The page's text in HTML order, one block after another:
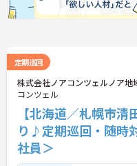
定期巡回
株式会社ノアコンツェルノア地
コンツェル
【北海道／札幌市
り♪定期巡回・随時
社員＞